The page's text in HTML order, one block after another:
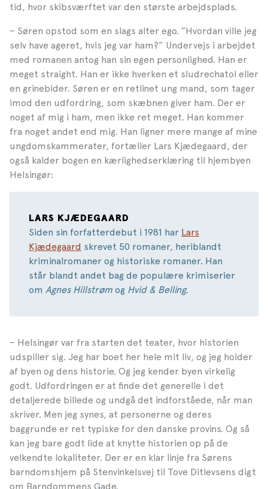
tid, hvor skibsværftet var den største arbejdsplads.
– Søren opstod som en slags alter ego. ”Hvordan ville jeg
selv have ageret, hvis jeg var ham?” Undervejs i arbejdet
med romanen antog han sin egen personlighed. Han er
meget straight. Han er ikke hverken et sludrechatol eller
en grinebider. Søren er en retlinet ung mand, som tager
imod den udfordring, som skæbnen giver ham. Der er
noget af mig i ham, men ikke ret meget. Han kommer
fra noget andet end mig. Han ligner mere mange af mine
ungdomskammerater, fortæller Lars Kjædegaard, der
også kalder bogen en kærlighedserklæring til hjembyen
Helsingør:
LARS KJÆDEGAARD
Siden sin forfatterdebut i 1981 har Lars
Kjædegaard skrevet 50 romaner, heriblandt
kriminalromaner og historiske romaner. Han
står blandt andet bag de populære krimiserier
om Agnes Hillstrøm og Hvid & Belling.
– Helsingør var fra starten det teater, hvor historien
udspiller sig. Jeg har boet her hele mit liv, og jeg holder
af byen og dens historie. Og jeg kender byen virkelig
godt. Udfordringen er at finde det generelle i det
detaljerede billede og undgå det indforståede, når man
skriver. Men jeg synes, at personerne og deres
baggrunde er ret typiske for den danske provins. Og så
kan jeg bare godt lide at knytte historien op på de
velkendte lokaliteter. Der er en klar linje fra Sørens
barndomshjem på Stenvinkelsvej til Tove Ditlevsens digt
om Barndommens Gade.